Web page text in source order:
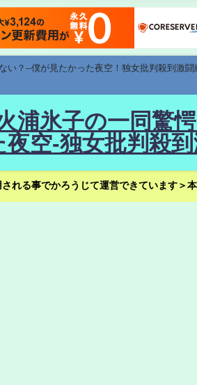
？--僕が見たかった夜空！独女批判殺到激
浦氷子の一同驚
空-独女批判殺
る事でかろうじて運営できています＞